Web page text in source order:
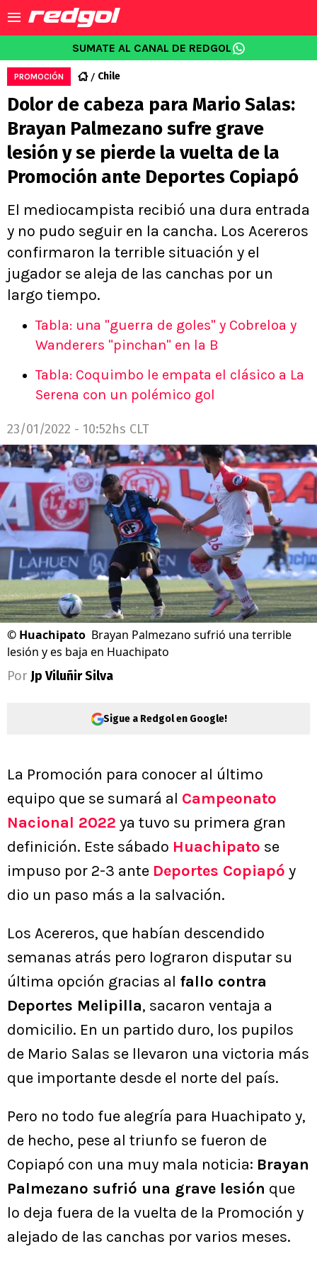
SUMATE AL CANAL DE REDGOL
PROMOCIÓN Chile
Dolor de cabeza para Mario Salas:
Brayan Palmezano sufre grave
lesión y se pierde la vuelta de la
Promoción ante Deportes Copiapó
El mediocampista recibió una dura entrada
y no pudo seguir en la cancha. Los Acereros
confirmaron la terrible situación y el
jugador se aleja de las canchas por un
largo tiempo.
Tabla: una "guerra de goles" y Cobreloa y
Wanderers "pinchan" en la B
Tabla: Coquimbo le empata el clásico a La
Serena con un polémico gol
23/01/2022 - 10:52hs CLT
© Huachipato Brayan Palmezano sufrió una terrible
lesión y es baja en Huachipato
Por Jp Viluñir Silva
Sigue a Redgol en Google!
La Promoción para conocer al último
equipo que se sumará al Campeonato
Nacional 2022 ya tuvo su primera gran
definición. Este sábado Huachipato se
impuso por 2-3 ante Deportes Copiapó y
dio un paso más a la salvación.
Los Acereros, que habían descendido
semanas atrás pero lograron disputar su
última opción gracias al fallo contra
Deportes Melipilla, sacaron ventaja a
domicilio. En un partido duro, los pupilos
de Mario Salas se llevaron una victoria más
que importante desde el norte del país.
Pero no todo fue alegría para Huachipato y,
de hecho, pese al triunfo se fueron de
Copiapó con una muy mala noticia: Brayan
Palmezano sufrió una grave lesión que
lo deja fuera de la vuelta de la Promoción y
alejado de las canchas por varios meses.